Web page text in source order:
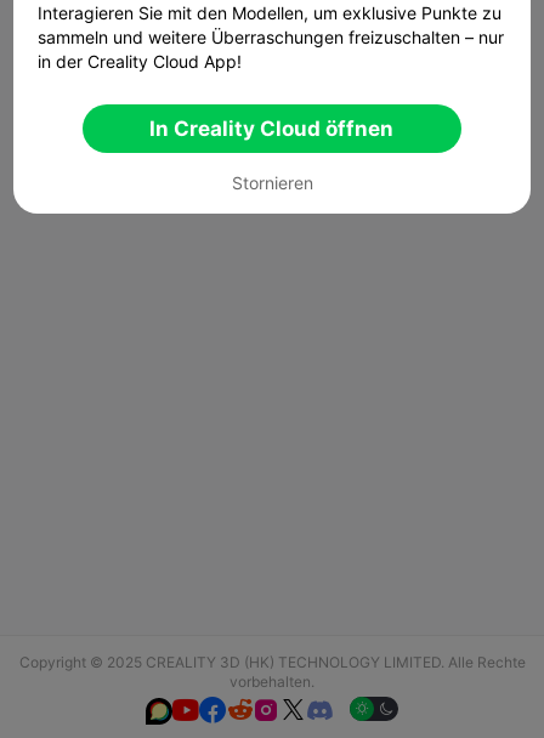
Copyright © 2025 CREALITY 3D (HK) TECHNOLOGY LIMITED. Alle Rechte
vorbehalten.
  
Interagieren Sie mit den Modellen, um exklusive Punkte zu
sammeln und weitere Überraschungen freizuschalten – nur
in der Creality Cloud App!
In Creality Cloud öffnen
Stornieren